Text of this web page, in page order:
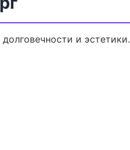
и эстетики.